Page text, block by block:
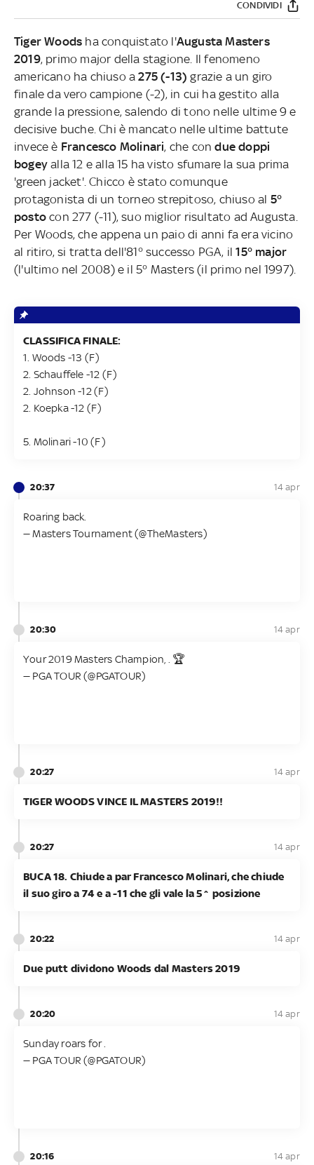
CONDIVIDI
Tiger Woods ha conquistato l'Augusta Masters
2019, primo major della stagione. Il fenomeno
americano ha chiuso a275 (-13) grazie a un giro
finale da vero campione (-2), in cui ha gestito alla
grande la pressione, salendo di tono nelle ultime 9 e
decisive buche. Chi è mancato nelle ultime battute
invece è Francesco Molinari, che condue doppi
bogeyalla 12 e alla 15 ha visto sfumare la sua prima
'green jacket'. Chicco è stato comunque
protagonista di un torneo strepitoso, chiuso al 5°
postocon 277 (-11), suo miglior risultato ad Augusta.
Per Woods, che appena un paio di anni fa era vicino
al ritiro, si tratta dell'81° successo PGA, il15° major
(l'ultimo nel 2008) e il 5° Masters (il primo nel 1997).
CLASSIFICA FINALE:
1. Woods -13 (F)
2. Schauffele -12 (F)
2. Johnson -12 (F)
2. Koepka -12 (F)
5. Molinari -10 (F)
20:37 14 apr
Roaring back.
— Masters Tournament (@TheMasters)
20:30 14 apr
Your 2019 Masters Champion,
. 🏆
— PGA TOUR (@PGATOUR)
20:27 14 apr
TIGER WOODS VINCE IL MASTERS 2019!!
20:27 14 apr
BUCA 18. Chiude a par Francesco Molinari, che chiude
il suo giro a 74 e a -11 che gli vale la 5^ posizione
20:22 14 apr
Due putt dividono Woods dal Masters 2019
20:20 14 apr
Sunday roars for
— PGA TOUR (@PGATOUR)
20:16 14 apr